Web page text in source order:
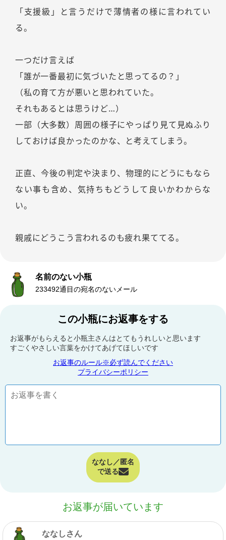
「支援級」と言うだけで薄情者の様に言われてい
る。
一つだけ言えば
「誰が一番最初に気づいたと思ってるの？」
（私の育て方が悪いと思われていた。
それもあるとは思うけど…）
一部（大多数）周囲の様子にやっぱり見て見ぬふり
しておけば良かったのかな、と考えてしまう。
正直、今後の判定や決まり、物理的にどうにもなら
ない事も含め、気持ちもどうして良いかわからな
い。
親戚にどうこう言われるのも疲れ果ててる。
名前のない小瓶
233492通目の宛名のないメール
この小瓶にお返事をする
お返事がもらえると小瓶主さんはとてもうれしいと思います
すごくやさしい言葉をかけてあげてほしいです
お返事のルール※必ず読んでください
プライバシーポリシー
ななし／匿名
で送る
お返事が届いています
ななしさん